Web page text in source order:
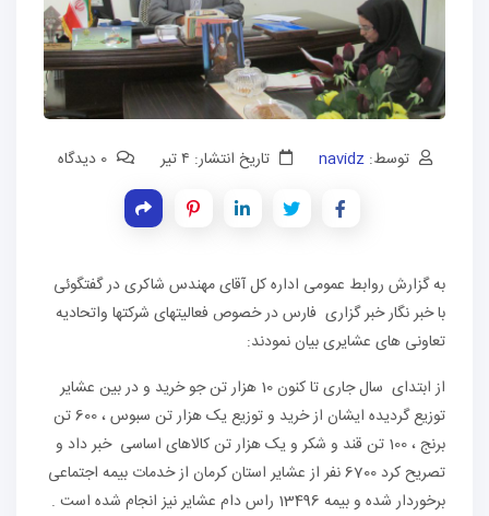
توسط:navidz تاریخ انتشار: ۴ تیر 0 دیدگاه
به گزارش روابط عمومی اداره کل آقای مهندس شاکری در گفتگوئی
با خبر نگار خبر گزاری فارس در خصوص فعالیتهای شرکتها واتحادیه
تعاونی های عشایری بیان نمودند:
از ابتدای سال جاری تا کنون 10 هزار تن جو خرید و در بین عشایر
توزیع گردیده ایشان از خرید و توزیع یک هزار تن سبوس ، 600 تن
برنج ، 100 تن قند و شکر و یک هزار تن کالاهای اساسی خبر داد و
تصریح کرد 6700 نفر از عشایر استان کرمان از خدمات بیمه اجتماعی
برخوردار شده و بیمه 13496 راس دام عشایر نیز انجام شده است .